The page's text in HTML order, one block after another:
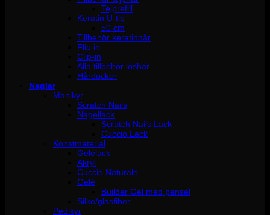
Tejprefill
Keratin U-tip
50 cm
Tillbehör keratinhår
Flip in
Clip-in
Alla tillbehör löshår
Hårdockor
Naglar
Manikyr
Scratch Nails
Nagellack
Scratch Nails Lack
Cuccio Lack
Konstmaterial
Gelélack
Akryl
Cuccio Naturale
Gelé
Builder Gel med pensel
Silke/glasfiber
Pedikyr